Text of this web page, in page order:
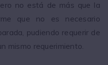
no está de más que la
que no es necesario
pudiendo requerir de
mismo requerimiento.